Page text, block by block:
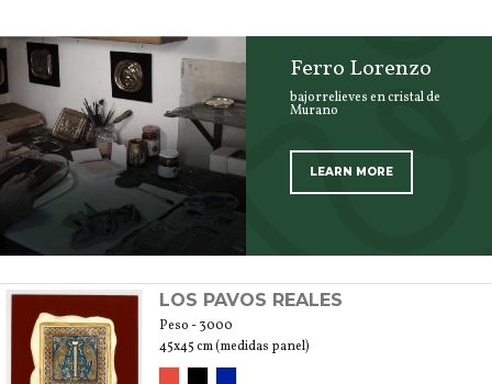
Ferro Lorenzo
bajorrelieves en cristal de
Murano
LEARN MORE
LOS PAVOS REALES
Peso - 3000
45x45 cm (medidas panel)